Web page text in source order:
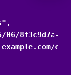
06/8f3c9d7a-